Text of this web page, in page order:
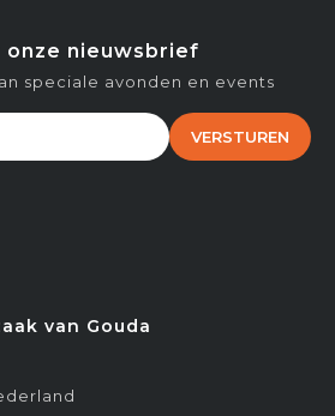
van Gouda
onze nieuwsbrief
speciale avonden en events
VERSTUREN